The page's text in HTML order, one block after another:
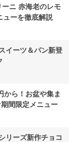
ニ 赤海老のレモ
ューを徹底解説
イーツ＆パン新登
から！お盆や集ま
間限定メニュー
リーズ新作チョコ